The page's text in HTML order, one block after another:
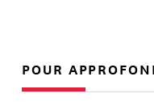
POUR